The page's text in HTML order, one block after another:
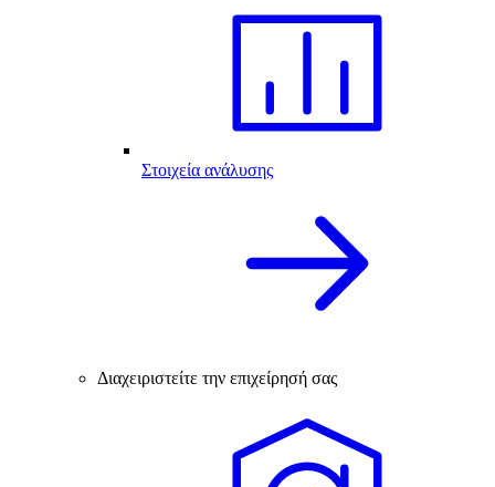
Στοιχεία ανάλυσης
Διαχειριστείτε την επιχείρησή σας